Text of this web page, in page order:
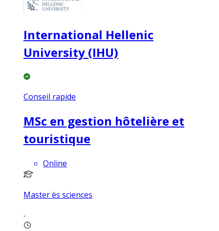
International Hellenic
University (IHU)
Conseil rapide
MSc en gestion hôtelière et
touristique
Online
Master ès sciences